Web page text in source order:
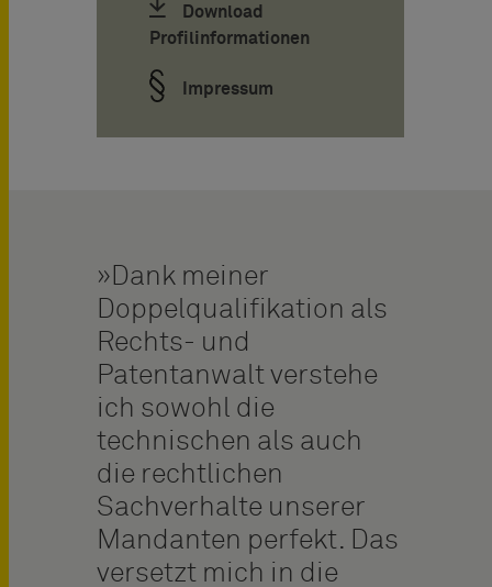
Download
Profilinformationen
Impressum
Dank meiner
Doppelqualifikation als
Rechts- und
Patentanwalt verstehe
ich sowohl die
technischen als auch
die rechtlichen
Sachverhalte unserer
Mandanten perfekt. Das
versetzt mich in die